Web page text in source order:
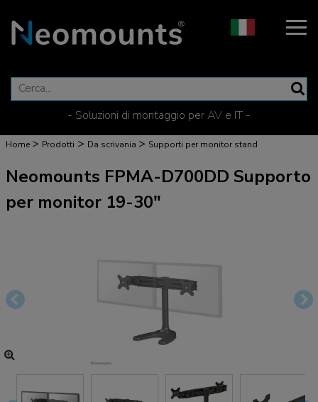
- Soluzioni di montaggio per AV e IT -
Home > Prodotti > Da scrivania > Supporti per monitor stand
Neomounts FPMA-D700DD Supporto
per monitor 19-30"